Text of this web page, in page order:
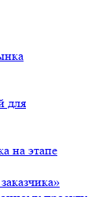
для
на этапе